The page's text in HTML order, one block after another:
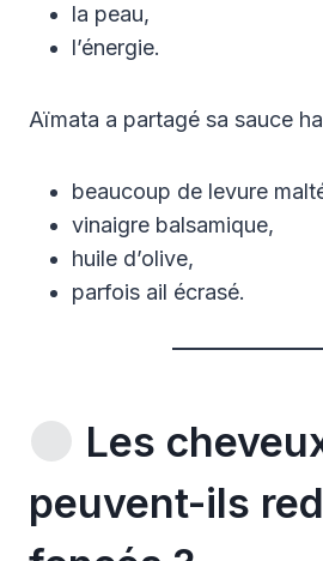
la peau,
l’énergie.
Aïmata a partagé sa sauce
beaucoup de levure
vinaigre balsamique,
huile d’olive,
parfois ail écrasé.
Les
peuvent-ils